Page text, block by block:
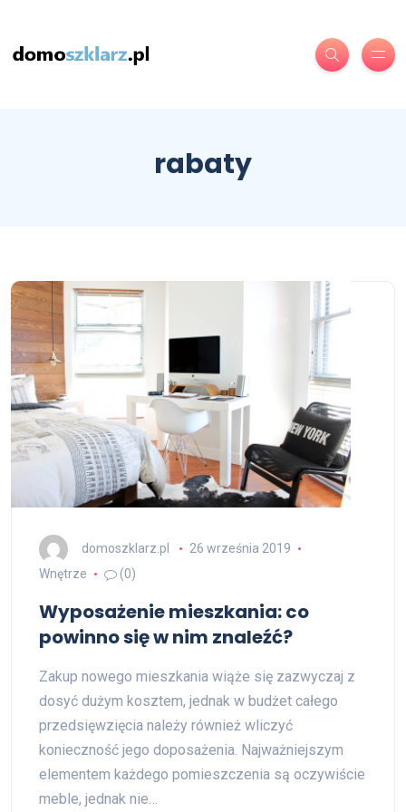
rabaty
domoszklarz.pl
26 września 2019
Wnętrze
(0)
Wyposażenie mieszkania: co
powinno się w nim znaleźć?
Zakup nowego mieszkania wiąże się zazwyczaj z
dosyć dużym kosztem, jednak w budżet całego
przedsięwzięcia należy również wliczyć
konieczność jego doposażenia. Najważniejszym
elementem każdego pomieszczenia są oczywiście
meble, jednak nie…